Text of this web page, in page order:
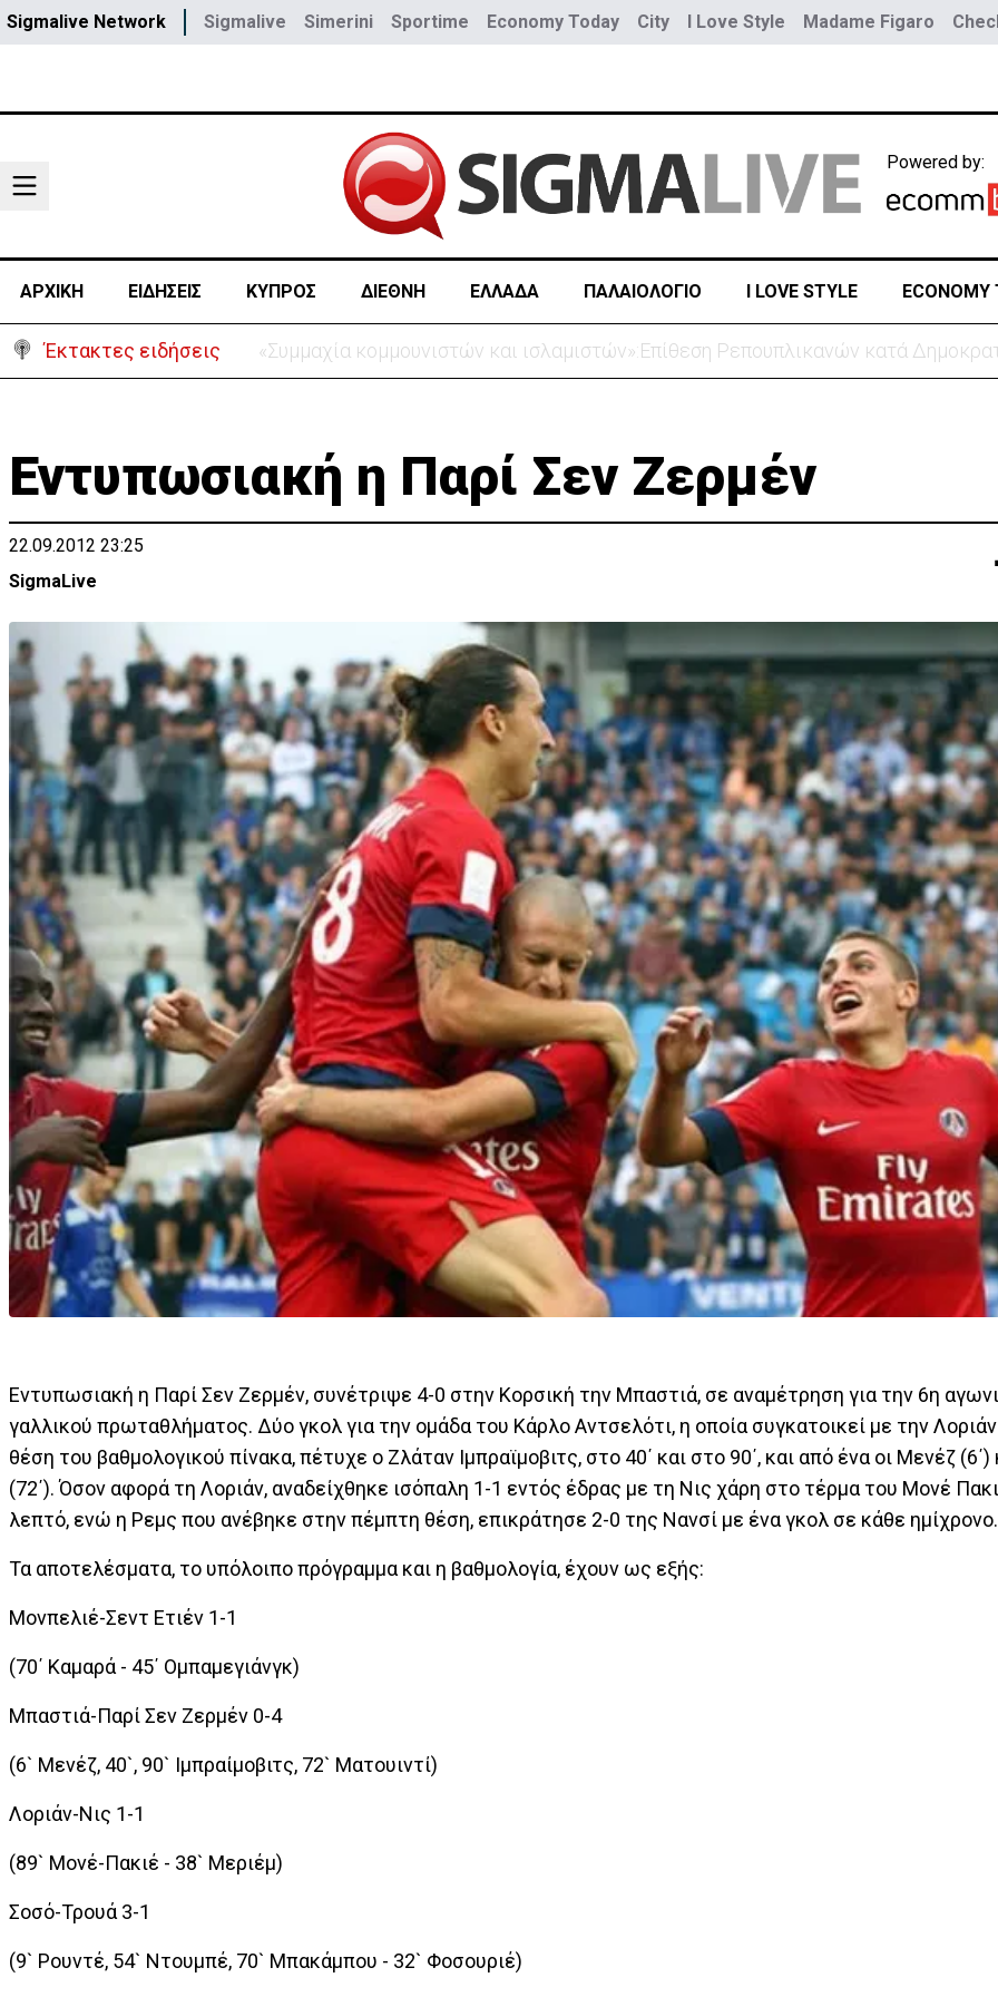
Sigmalive Network Sigmalive Simerini Sportime Economy Today City I Love Style Madame Figaro
Powered by:
ΑΡΧΙΚΗ ΕΙΔΗΣΕΙΣ ΚΥΠΡΟΣ ΔΙΕΘΝΗ ΕΛΛΑΔΑ ΠΑΛΑΙΟΛΟΓΙΟ I LOVE STYLE ECONOMY
Έκτακτες ειδήσεις Στο «γήπεδο» της Λευκωσίας περνά ο GSI -«Κλειδί» ο Σεπτέμβριος για τις
Εντυπωσιακή η Παρί Σεν Ζερμέν
22.09.2012 23:25
SigmaLive
Εντυπωσιακή η Παρί Σεν Ζερμέν, συνέτριψε 4-0 στην Κορσική την Μπαστιά, σε αναμέτρηση για την 6η
γαλλικού πρωταθλήματος. Δύο γκολ για την ομάδα του Κάρλο Αντσελότι, η οποία συγκατοικεί με την
θέση του βαθμολογικού πίνακα, πέτυχε ο Ζλάταν Ιμπραϊμοβιτς, στο 40΄ και στο 90΄, και από ένα οι Μενέζ (6΄)
(72΄). Όσον αφορά τη Λοριάν, αναδείχθηκε ισόπαλη 1-1 εντός έδρας με τη Νις χάρη στο τέρμα του Μονέ
λεπτό, ενώ η Ρεμς που ανέβηκε στην πέμπτη θέση, επικράτησε 2-0 της Νανσί με ένα γκολ σε κάθε ημίχρονο.
Τα αποτελέσματα, το υπόλοιπο πρόγραμμα και η βαθμολογία, έχουν ως εξής:
Μονπελιέ-Σεντ Ετιέν 1-1
(70΄ Καμαρά - 45΄ Ομπαμεγιάνγκ)
Μπαστιά-Παρί Σεν Ζερμέν 0-4
(6` Μενέζ, 40`, 90` Ιμπραίμοβιτς, 72` Ματουιντί)
Λοριάν-Νις 1-1
(89` Μονέ-Πακιέ - 38` Μεριέμ)
Σοσό-Τρουά 3-1
(9` Ρουντέ, 54` Ντουμπέ, 70` Μπακάμπου - 32` Φοσουριέ)